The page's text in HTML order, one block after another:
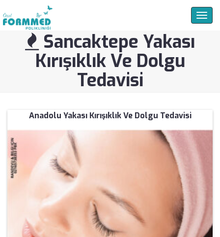
Sancaktepe Yakası
Kırışıklık Ve Dolgu
Tedavisi
Anadolu Yakası Kırışıklık Ve Dolgu Tedavisi